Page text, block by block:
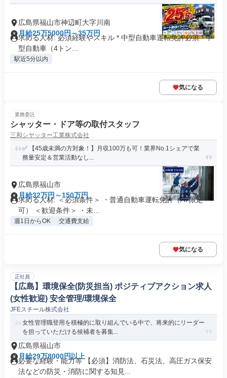
広島県福山市神辺町大字川南
月給25万5000円～35万円
求める人材: 必須経験やスキル * 中型自動車運転免許必須 * 中
型自動車（4トン...
駅近5分以内
気になる
業務委託
シャッター・ドア等の取付スタッフ
三和シヤッター工業株式会社
✅ 【45歳未満の方対象！】月収100万も可！業界No.1シェアで業
務量安定＆営業活動なし...
広島県福山市
月給32万円～150万円
求める人材: ＜必須条件＞ ・普通自動車運転免許（AT限定
可） ＜歓迎条件＞ ・未...
週1日からOK 交通費支給
気になる
正社員
【広島】環境保全(防災担当) ポジティブアクション求人
(女性歓迎) 安全管理/環境保全
JFEスチール株式会社
女性管理職登用を積極的に取り組んでいる中で、将来的にリーダー
を担っていただける候補者を募集...
広島県福山市
月給29万8000円以上
必要な経験・能力等 【必須】消防法、石災法、高圧ガス保安
法などの防災・消防に関する知見...